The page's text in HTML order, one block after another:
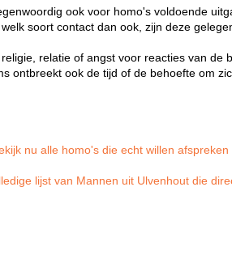
ook voor homo's voldoende
soort contact dan ook, zijn deze
relatie of angst voor reacties van de
ontbreekt ook de tijd of de behoefte om
nu alle homo's die echt willen
lijst van Mannen uit Ulvenhout die